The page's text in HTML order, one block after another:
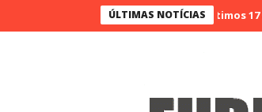
ÚLTIMAS NOTÍCIAS
é o menos violento nos últimos 17 anos;